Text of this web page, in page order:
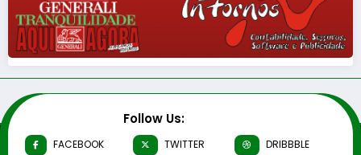
Follow Us:
FACEBOOK TWITTER
DRIBBBLE